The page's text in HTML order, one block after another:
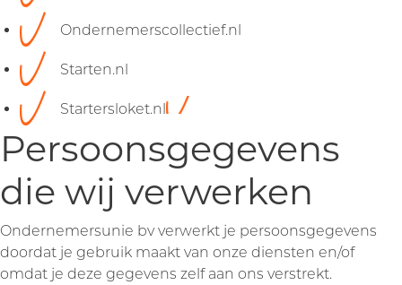
Ondernemerscollectief.nl
Starten.nl
Startersloket.nl
Persoonsgegevens
die wij verwerken
Ondernemersunie bv verwerkt je persoonsgegevens
doordat je gebruik maakt van onze diensten en/of
omdat je deze gegevens zelf aan ons verstrekt.